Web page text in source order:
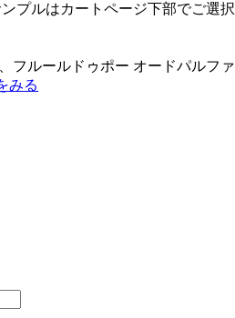
プルはカートページ下部でご選択
フルールドゥポー オードパルファ
みる